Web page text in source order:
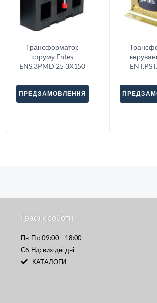
Трансформатор
струму Entes
ENS.3PMD 25 3X150
ПРЕДЗАМОВЛЕННЯ
Графік роботи
Пн-Пт: 09:00 - 18:00
Сб-Нд: вихідні дні
КАТАЛОГИ